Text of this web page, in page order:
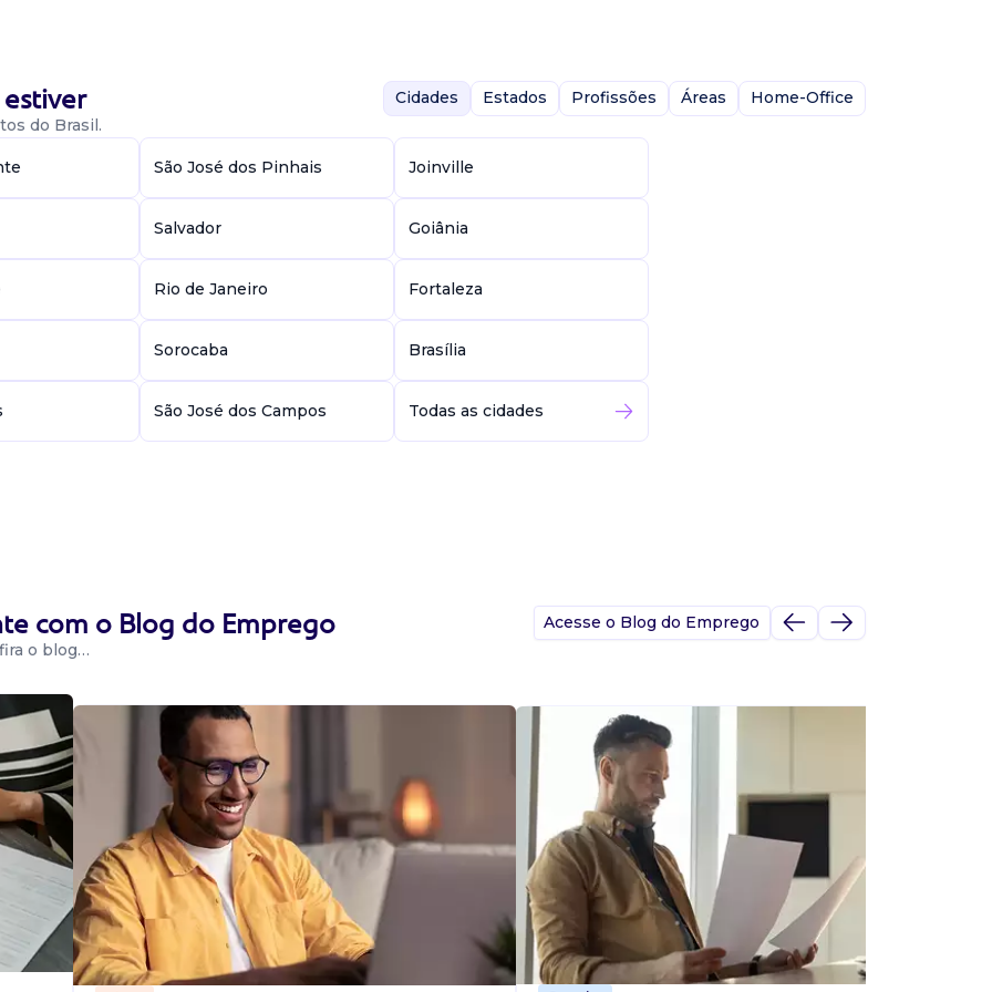
de
administrativa.
...
o saber e o
pedagógicas e
manter
do Brasil.
Cidades Estados Profissões Áreas Home-Office
São José dos Pinhais Joinville
Salvador Goiânia
Rio de Janeiro Fortaleza
Sorocaba Brasília
São José dos Campos Todas as cidades
com o Blog do Emprego
o blog…
Acesse o Blog do Emprego